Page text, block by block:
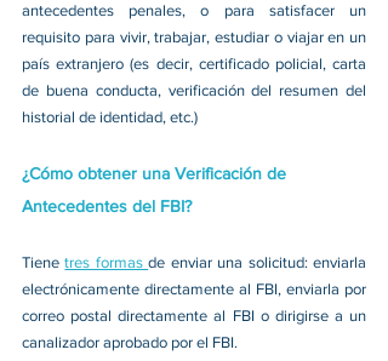
antecedentes penales, o para satisfacer un
requisito para vivir, trabajar, estudiar o viajar en un
país extranjero (es decir, certificado policial, carta
de buena conducta, verificación del resumen del
historial de identidad, etc.)
¿Cómo obtener una Verificación de
Antecedentes del FBI?
Tiene tres formas de enviar una solicitud: enviarla
electrónicamente directamente al FBI, enviarla por
correo postal directamente al FBI o dirigirse a un
canalizador aprobado por el FBI.